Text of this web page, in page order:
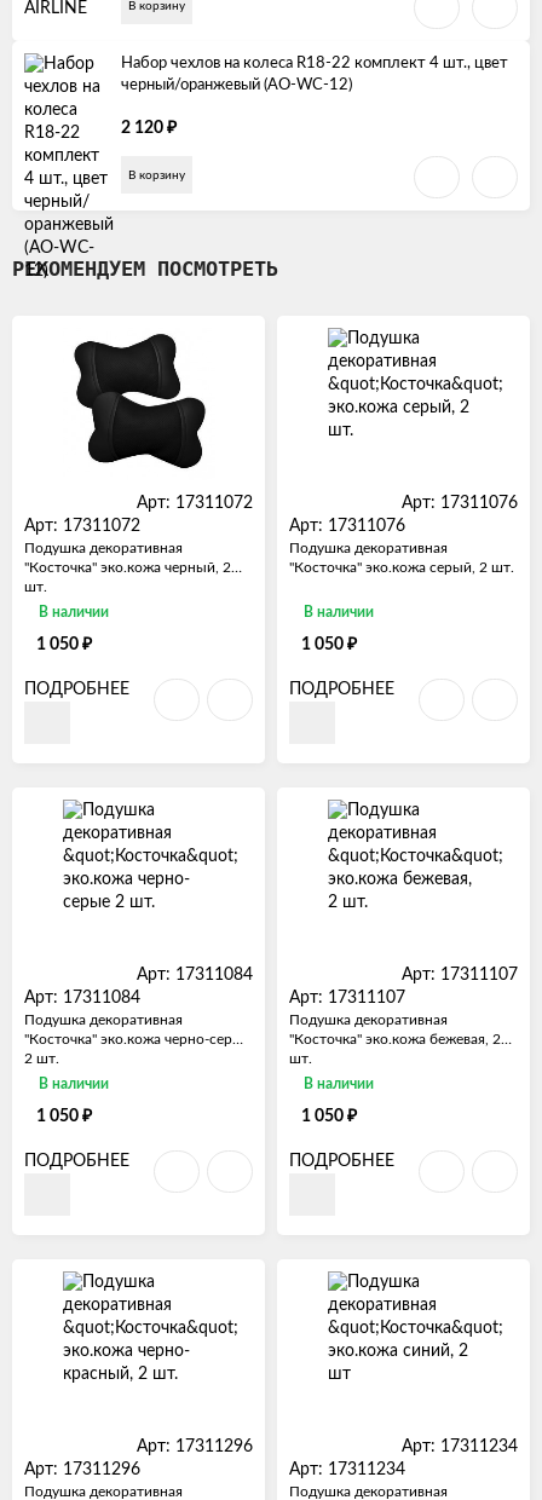
В корзину
Набор чехлов на колеса R18-22 комплект 4 шт., цвет
черный/оранжевый (AO-WC-12)
2 120 ₽
В корзину
РЕКОМЕНДУЕМ ПОСМОТРЕТЬ
Арт: 17311072
Арт: 17311072
Подушка декоративная
"Косточка" эко.кожа черный, 2
шт.
В наличии
1 050 ₽
ПОДРОБНЕЕ
Арт: 17311076
Арт: 17311076
Подушка декоративная
"Косточка" эко.кожа серый, 2 шт.
В наличии
1 050 ₽
ПОДРОБНЕЕ
Арт: 17311084
Арт: 17311084
Подушка декоративная
"Косточка" эко.кожа черно-серые
2 шт.
В наличии
1 050 ₽
ПОДРОБНЕЕ
Арт: 17311107
Арт: 17311107
Подушка декоративная
"Косточка" эко.кожа бежевая, 2
шт.
В наличии
1 050 ₽
ПОДРОБНЕЕ
Арт: 17311296
Арт: 17311296
Подушка декоративная
Арт: 17311234
Арт: 17311234
Подушка декоративная